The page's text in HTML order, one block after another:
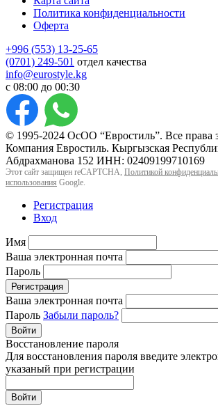
Политика конфиденциальности
Оферта
+996 (553) 13-25-65
(0701) 249-501 отдел качества
info@eurostyle.kg
с 08:00 до 00:30
© 1995-2024 ОсОО “Евростиль”. Все
Компания Евростиль. Кыргызская
Абдрахманова 152 ИНН: 02409199710169
Этот сайт защищен reCAPTCHA, Политикой
использования Google.
Регистрация
Вход
Имя
Ваша электронная почта
Пароль
Регистрация
Ваша электронная почта
Пароль Забыли пароль?
Войти
Восстановление пароля
Для восстановления пароля введите
указаный при регистрации
Войти